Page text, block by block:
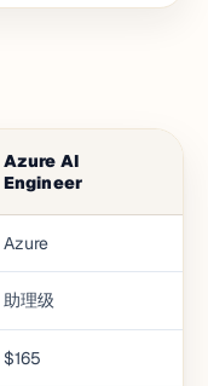
Azure AI
Engineer
Azure
助理级
$165